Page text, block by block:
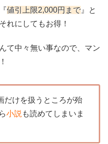
値引上限2,000円まで 』と
れにしてもお得！
て中々無い事なので、マン
だけを扱うところが殆
小説 も読めてしまいま